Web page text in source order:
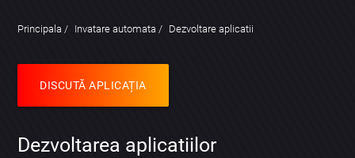
Principala Invatare automata Dezvoltare aplicatii
DISCUTĂ APLICAȚIA
Dezvoltarea aplicatiilor